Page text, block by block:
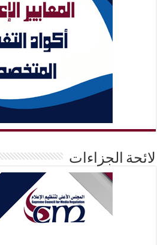
لائحة الجزاءات